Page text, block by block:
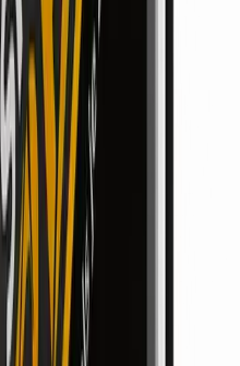
abonnieren
Berichte kostenlos in dein
abmeldbar.
Datenverarbeitung zur
dich jederzeit über den Link in